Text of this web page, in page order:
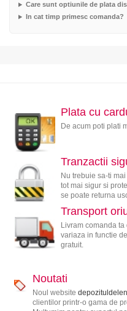
Care sunt optiunile de plata
In cat timp primesc comanda?
Plata cu
De acum poti plati
Tranzactii
Nu trebuie sa-ti
tot mai sigur si
se poate returna
Transport
Livram comanda
variaza in functie
gratuit.
Noutati
Noul website
clientilor printr-o gama de